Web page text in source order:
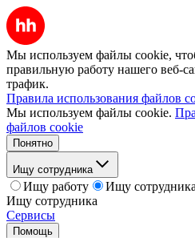
Мы используем файлы cookie,
правильную работу нашего веб-
трафик.
Правила использования файлов
Мы используем файлы cookie.
файлов cookie
Понятно
Ищу сотрудника
Ищу работу
Ищу сотрудника
Ищу сотрудника
Сервисы
Помощь